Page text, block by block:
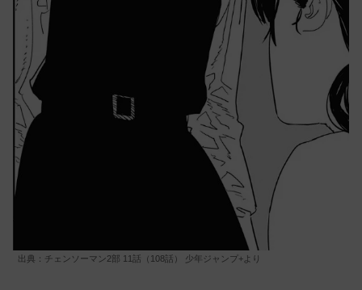
出典：チェンソーマン2部 11話（108話） 少年ジャンプ+より